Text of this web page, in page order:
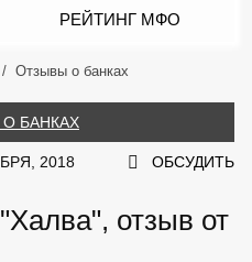
РЕЙТИНГ МФО
Отзывы о банках
БАНКАХ
2018 ОБСУДИТЬ
отзыв от